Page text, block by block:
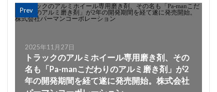
Prev
2025年11月27日
トラックのアルミホイール専用磨き剤、その
名も「Pa-manこだわりのアルミ磨き剤」が2
年の開発期間を経て遂に発売開始。株式会社